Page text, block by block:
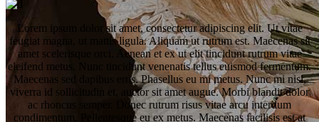
Lorem ipsum dolor sit amet, consectetur adipiscing elit. Ut vitae
feugiat magna, ut mattis ligula. Aliquam ut rutrum est. Maecenas sit
amet scelerisque orci. Aenean et ex ut elit tincidunt rutrum vitae
eleifend metus. Nunc tincidunt venenatis tellus euismod fermentum.
Maecenas sed dapibus eros. Phasellus eu mi metus. Nunc mi nisl,
viverra id sollicitudin et, auctor sit amet augue. Morbi blandit dolor
ac rhoncus semper. Donec rutrum risus vitae arcu interdum
condimentum. Pellentesque eu ex metus. Maecenas facilisis est at